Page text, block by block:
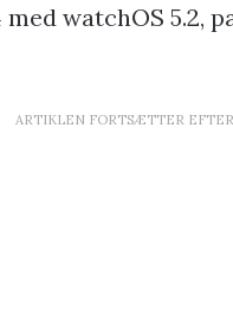
watchOS 5.2,
ARTIKLEN FORTSÆTTER